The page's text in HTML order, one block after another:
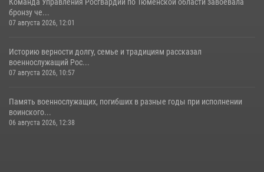
бронзу че...
07 августа 2026, 12:01
Историю верности долгу, семье и традициям рассказал
военнослужащий Рос...
07 августа 2026, 10:57
Память военнослужащих, погибших в разные годы при исполнении
воинского...
06 августа 2026, 12:38